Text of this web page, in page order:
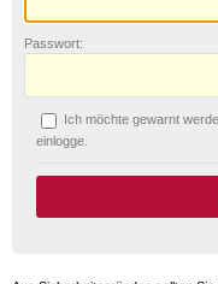
Passwort:
Ich möchte gewarnt
einlogge.